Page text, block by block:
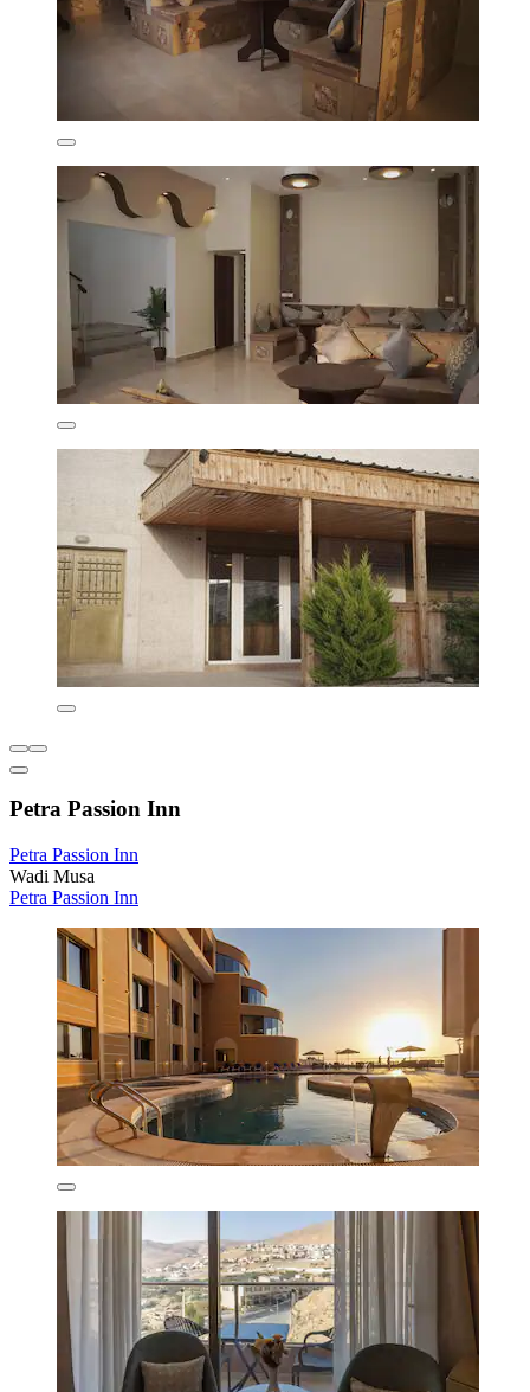
Petra Passion Inn
Petra Passion Inn
Wadi Musa
Petra Passion Inn